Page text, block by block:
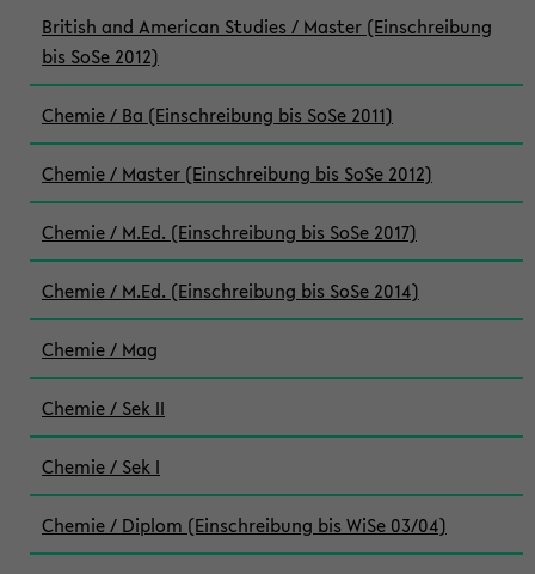
British and American Studies / Master (Einschreibung
bis SoSe 2012)
Chemie / Ba (Einschreibung bis SoSe 2011)
Chemie / Master (Einschreibung bis SoSe 2012)
Chemie / M.Ed. (Einschreibung bis SoSe 2017)
Chemie / M.Ed. (Einschreibung bis SoSe 2014)
Chemie / Mag
Chemie / Sek II
Chemie / Sek I
Chemie / Diplom (Einschreibung bis WiSe 03/04)